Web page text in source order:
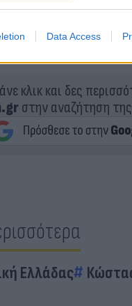
Data Access
κλικ και δες
στην αναζήτηση της
Ελλάδας